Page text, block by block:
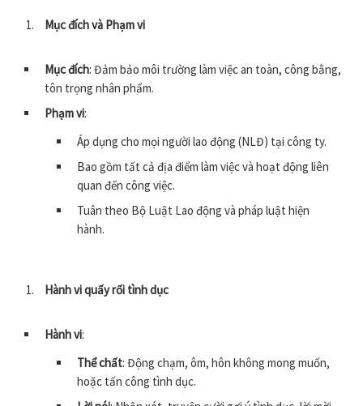
Mục đích và Phạm vi
Mục đích: Đảm bảo môi trường làm việc an toàn, công bằng,
tôn trọng nhân phẩm.
Phạm vi:
Áp dụng cho mọi người lao động (NLĐ) tại công ty.
Bao gồm tất cả địa điểm làm việc và hoạt động liên
quan đến công việc.
Tuân theo Bộ Luật Lao động và pháp luật hiện
hành.
Hành vi quấy rối tình dục
Hành vi:
Thể chất: Động chạm, ôm, hôn không mong muốn,
hoặc tấn công tình dục.